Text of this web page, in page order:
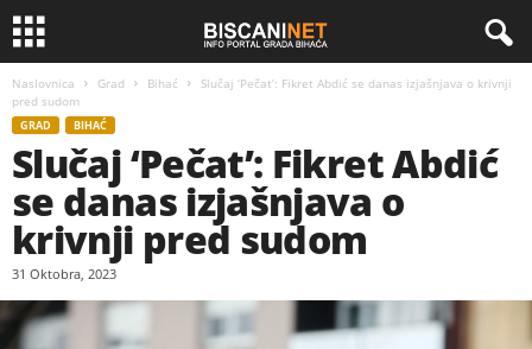
Naslovnica Grad Bihać
Slučaj ‘Pečat’: Fikret Abdić se danas izjašnjava o krivnji
pred sudom
GRAD BIHAĆ
Slučaj ‘Pečat’: Fikret Abdić
se danas izjašnjava o
krivnji pred sudom
31 Oktobra, 2023